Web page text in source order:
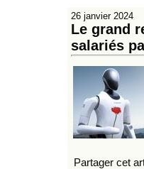
26 janvier 2024
Le grand
salariés
Partager cet